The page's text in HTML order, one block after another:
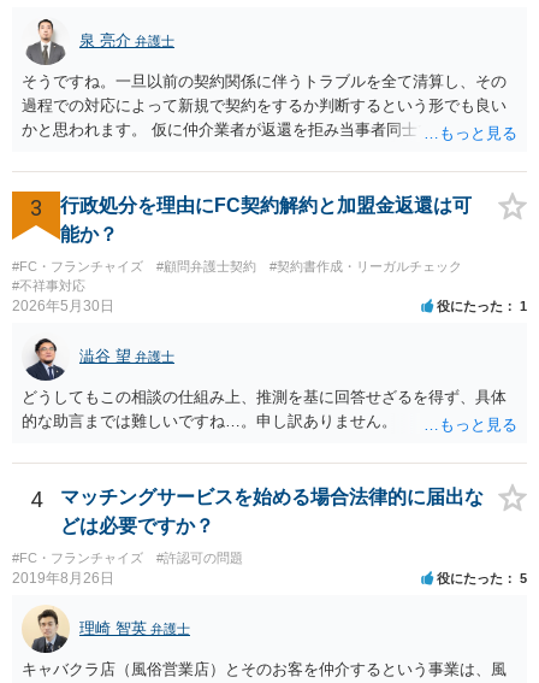
泉 亮介 弁護士
そうですね。一旦以前の契約関係に伴うトラブルを全て清算し、その
過程での対応によって新規で契約をするか判断するという形でも良い
かと思われます。 仮に仲介業者が返還を拒み当事者同士での解決が困
3
行政処分を理由にFC契約解約と加盟金返還は可
能か？
#FC・フランチャイズ #顧問弁護士契約
#契約書作成・リーガルチェック
#不祥事対応
2026年5月30日 役にたった 1
澁谷 望 弁護士
どうしてもこの相談の仕組み上、推測を基に回答せざるを得ず、具体
的な助言までは難しいですね…。申し訳ありません。
4
マッチングサービスを始める場合法律的に届出な
どは必要ですか？
#FC・フランチャイズ #許認可の問題
2019年8月26日 役にたった 5
理崎 智英 弁護士
キャバクラ店（風俗営業店）とそのお客を仲介するという事業は、風